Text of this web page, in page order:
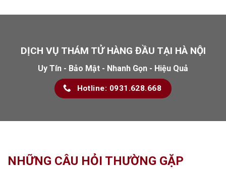
DỊCH VỤ THÁM TỬ HÀNG ĐẦU TẠI HÀ NỘI
Uy Tín - Bảo Mật - Nhanh Gọn - Hiệu Quả
Hotline: 0931.628.668
NHỮNG CÂU HỎI THƯỜNG GẶP